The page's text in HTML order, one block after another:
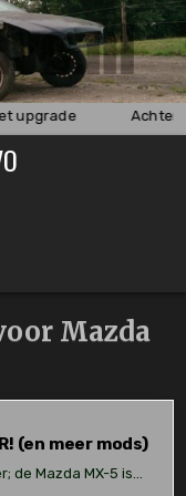
upgrade
Mazda
(en meer mods)
de Mazda MX-5 is…